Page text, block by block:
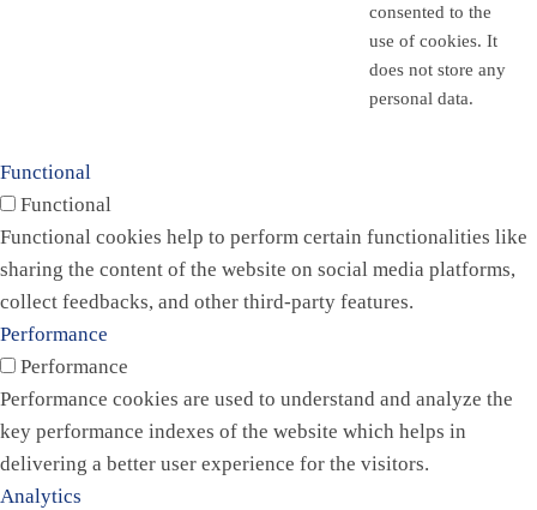
consented to the
use of cookies. It
does not store any
personal data.
Functional
Functional
Functional cookies help to perform certain functionalities like
sharing the content of the website on social media platforms,
collect feedbacks, and other third-party features.
Performance
Performance
Performance cookies are used to understand and analyze the
key performance indexes of the website which helps in
delivering a better user experience for the visitors.
Analytics